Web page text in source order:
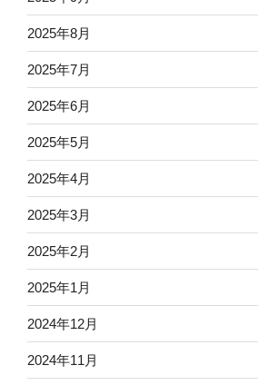
2025年8月
2025年7月
2025年6月
2025年5月
2025年4月
2025年3月
2025年2月
2025年1月
2024年12月
2024年11月